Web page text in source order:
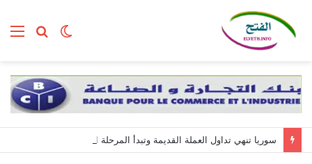
بحث الوضع
سوريا تنهي تداول العملة القديمة وتبدأ المرحلة الأخيرة من سحبها